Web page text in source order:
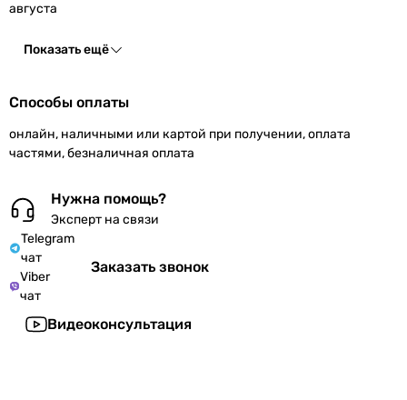
августа
Показать ещё
Способы оплаты
онлайн, наличными или картой при получении, оплата
частями, безналичная оплата
Нужна помощь?
Эксперт на связи
Telegram
чат
Viber
чат
Заказать звонок
Видеоконсультация